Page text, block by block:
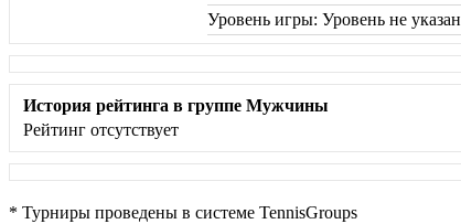
Уровень игры: Уровень не указан
История рейтинга в группе Мужчины
Рейтинг отсутствует
* Турниры проведены в системе TennisGroups